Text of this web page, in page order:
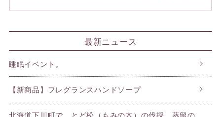
最新ニュース
睡眠イベント。
【新商品】フレグランスハンドソープ
北海道下川町で、とど松（もみの木）の伐採、蒸留の